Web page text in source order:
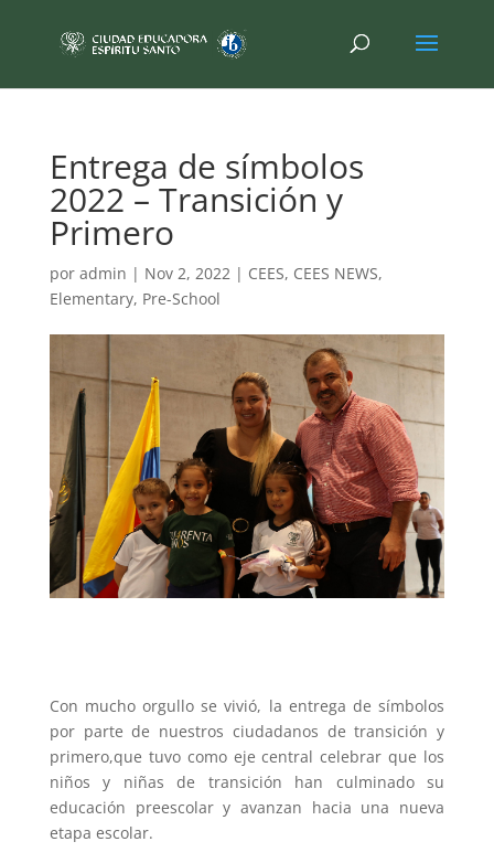
Entrega de símbolos
2022 – Transición y
Primero
por admin | Nov 2, 2022| CEES, CEES NEWS,
Elementary, Pre-School
Con mucho orgullo se vivió, la entrega de símbolos
por parte de nuestros ciudadanos de transición y
primero,que tuvo como eje central celebrar que los
niños y niñas de transición han culminado su
educación preescolar y avanzan hacia una nueva
etapa escolar.